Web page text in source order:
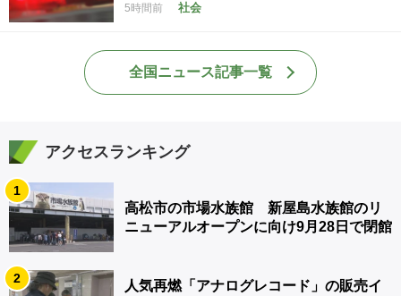
5時間前 社会
全国ニュース記事一覧
アクセスランキング
1
高松市の市場水族館 新屋島水族館のリ
ニューアルオープンに向け9月28日で閉館
2
人気再燃「アナログレコード」の販売イ